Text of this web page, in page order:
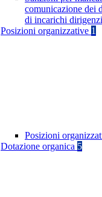
comunicazione dei
di incarichi
Posizioni organizzative 1
Posizioni
Dotazione organica 5